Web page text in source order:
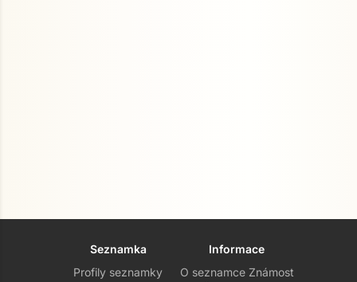
Seznamka
Profily seznamky
Informace
O seznamce Známost